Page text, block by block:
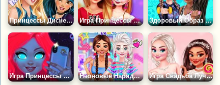
Принцессы Диснея Идут в Школу Игра Принцессы Украшают Дом Здоровый Образ Жизни Принцесс
Игра Принцессы Сияющая Красота Неоновые Наряды для Принцесс Игра Свадьба Лучшей Подруги